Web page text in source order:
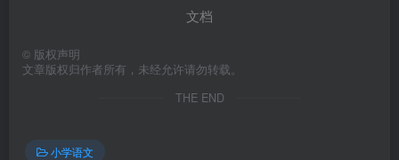
文档
© 版权声明
文章版权归作者所有，未经允许请勿转载。
THE END
小学语文